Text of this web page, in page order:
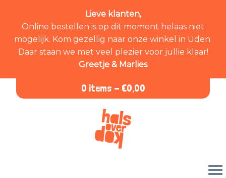
Lieve klanten,
Online bestellen is op dit moment helaas niet
mogelijk. Kom gezellig naar onze winkel in Uden.
Daar staan we met veel plezier voor jullie klaar!
Greetje & Marlies
0 items - €0,00